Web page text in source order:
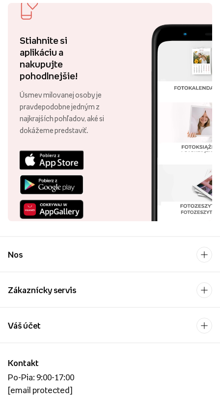
Stiahnite si
aplikáciu a
nakupujte
pohodlnejšie!
Úsmev milovanej osoby je
pravdepodobne jedným z
najkrajších pohľadov, aké si
dokážeme predstaviť.
Nos
Zákaznícky servis
Kontakt
Po-Pia: 9:00-17:00
[email protected]
Váš účet